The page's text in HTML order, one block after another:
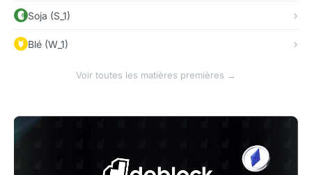
Soja (S_1)
Blé (W_1)
Voir toutes les matières premières →